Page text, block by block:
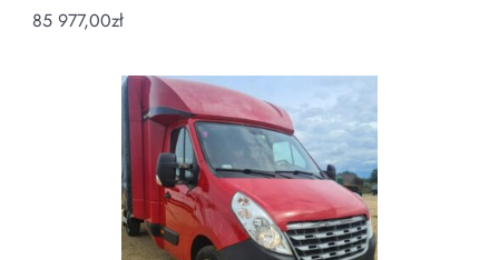
85 977,00zł